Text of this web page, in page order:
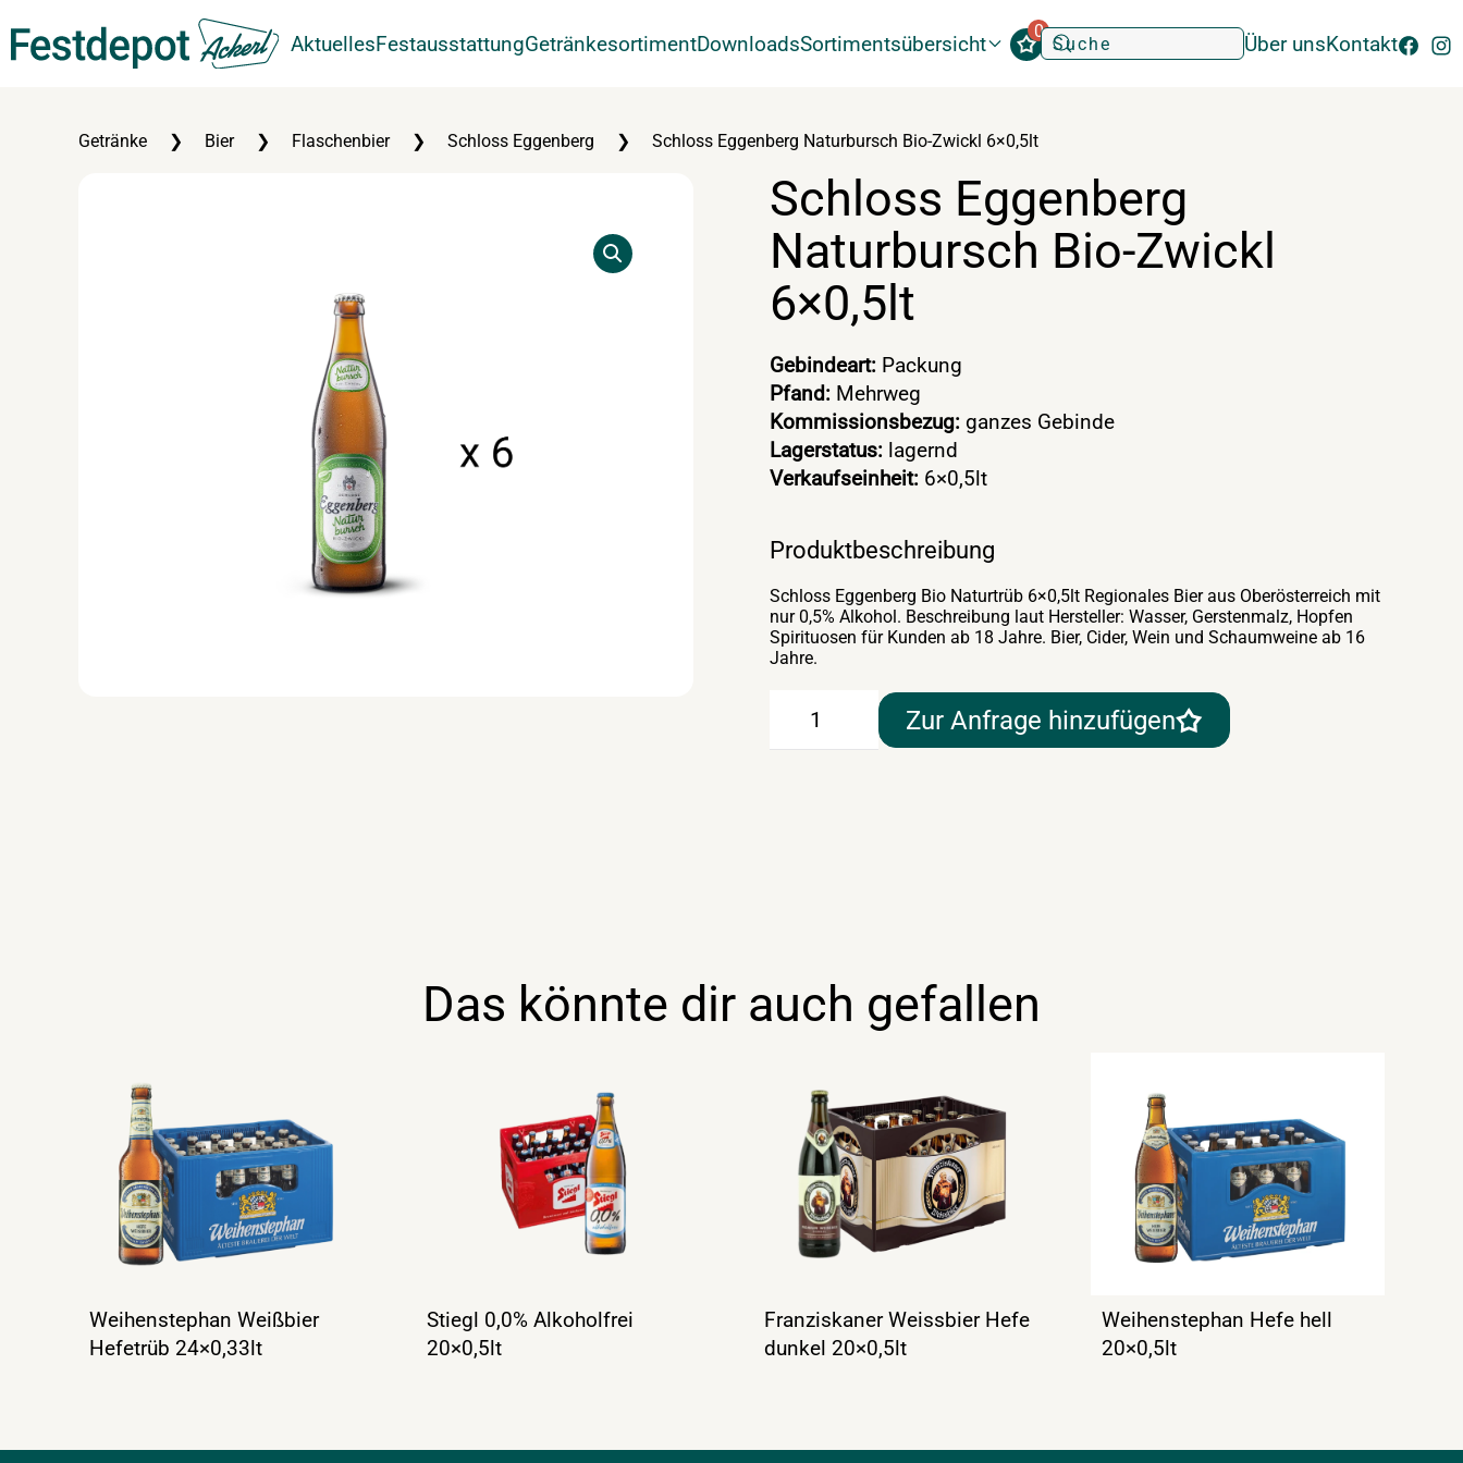
Zum Hauptinhalt springen AktuellesFestausstattungGetränkesortimentDownloadsSortimentsübersicht
0
Über unsKontakt
Getränke Bier Flaschenbier Schloss Eggenberg Schloss Eggenberg Naturbursch Bio-Zwickl 6×0,5lt
Schloss Eggenberg
Naturbursch Bio-Zwickl
6×0,5lt
Gebindeart: Packung
Pfand: Mehrweg
Kommissionsbezug: ganzes Gebinde
Lagerstatus: lagernd
Verkaufseinheit: 6×0,5lt
Produktbeschreibung
Schloss Eggenberg Bio Naturtrüb 6×0,5lt Regionales Bier aus Oberösterreich mit
nur 0,5% Alkohol. Beschreibung laut Hersteller: Wasser, Gerstenmalz, Hopfen
Spirituosen für Kunden ab 18 Jahre. Bier, Cider, Wein und Schaumweine ab 16
Jahre.
Eggenberg
Zur Anfrage hinzufügen
Das könnte dir auch gefallen
Weihenstephan Weißbier
Hefetrüb 24×0,33lt
Stiegl 0,0% Alkoholfrei
20×0,5lt
Franziskaner Weissbier Hefe
dunkel 20×0,5lt
Weihenstephan Hefe hell
20×0,5lt